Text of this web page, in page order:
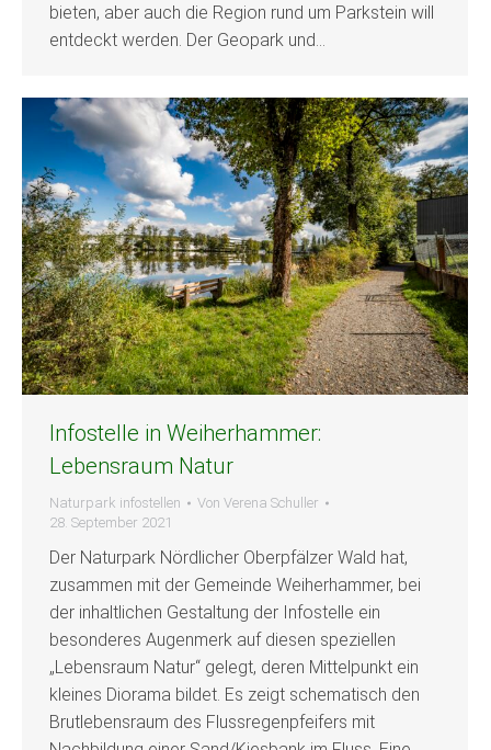
bieten, aber auch die Region rund um Parkstein will
entdeckt werden. Der Geopark und…
Infostelle in Weiherhammer:
Lebensraum Natur
Naturpark infostellen Von Verena Schuller
28. September 2021
Der Naturpark Nördlicher Oberpfälzer Wald hat,
zusammen mit der Gemeinde Weiherhammer, bei
der inhaltlichen Gestaltung der Infostelle ein
besonderes Augenmerk auf diesen speziellen
„Lebensraum Natur“ gelegt, deren Mittelpunkt ein
kleines Diorama bildet. Es zeigt schematisch den
Brutlebensraum des Flussregenpfeifers mit